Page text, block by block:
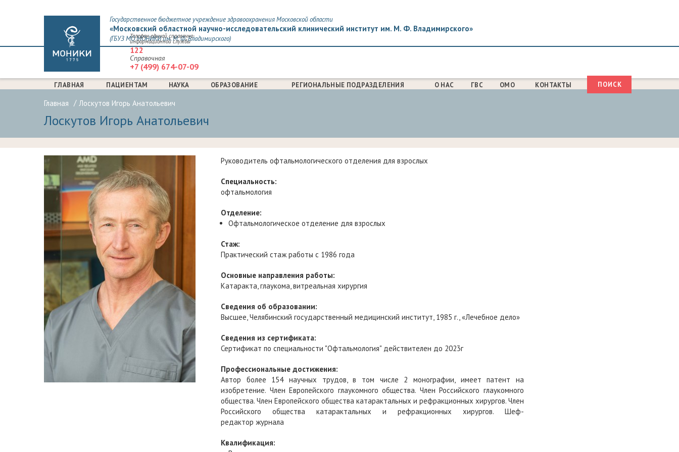
Государственное бюджетное учреждение здравоохранения Московской области
«Московский областной научно-исследовательский клинический институт им. М. Ф. Владимирского»
(ГБУЗ МО МОНИКИ им. М. Ф. Владимирского)
Телефон единой справочно-
информационной службы
122
Справочная
+7 (499) 674-07-09
ГЛАВНАЯ ПАЦИЕНТАМ НАУКА ОБРАЗОВАНИЕ РЕГИОНАЛЬНЫЕ ПОДРАЗДЕЛЕНИЯ О НАС ГВС ОМО КОНТАКТЫ
ФОРМА
Поиск
Главная Лоскутов Игорь Анатольевич
Лоскутов Игорь Анатольевич
Руководитель офтальмологического отделения для взрослых
Специальность:
офтальмология
Отделение:
Офтальмологическое отделение для взрослых
Стаж:
Практический стаж работы с 1986 года
Основные направления работы:
Катаракта, глаукома, витреальная хирургия
Сведения об образовании:
Высшее, Челябинский государственный медицинский институт, 1985 г., «Лечебное дело»
Сведения из сертификата:
Сертификат по специальности "Офтальмология" действителен до 2023г
Профессиональные достижения:
Автор более 154 научных трудов, в том числе 2 монографии, имеет патент на
изобретение. Член Европейского глаукомного общества. Член Российского глаукомного
общества. Член Европейского общества катарактальных и рефракционных хирургов. Член
Российского общества катарактальных и рефракционных хирургов. Шеф-
редактор журнала
Квалификация: